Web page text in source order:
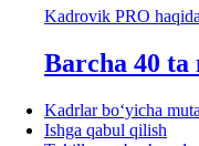
Kadrovik PRO
Barcha 40 ta
Kadrlar boʻyicha
Ishga qabul qilish